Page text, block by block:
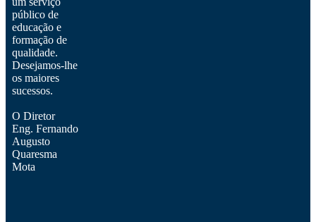
público de
educação e
formação de
qualidade.
Desejamos-lhe
os maiores
sucessos.
O Diretor
Eng. Fernando
Augusto
Quaresma
Mota